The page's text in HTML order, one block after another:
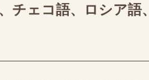
チェコ語、ロシア